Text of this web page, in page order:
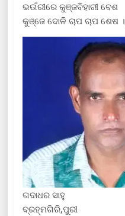
ଭଉଁରୀରେ କୁଞ୍ଜବିହାରୀ ବେଶ
କୁଞ୍ଜେ ଦୋଳି ଚାପ ଚାପ ଶେଷ ।
ଗଦାଧର ସାହୁ
ବ୍ରହ୍ମଗିରି,ପୁରୀ